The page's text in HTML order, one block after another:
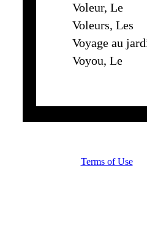
Voleur, Le
Voleurs, Les
Voyage au
Voyou, Le
Terms of Use